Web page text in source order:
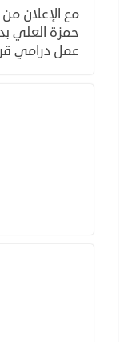
مع الإعلان
حمزة
عمل درامي